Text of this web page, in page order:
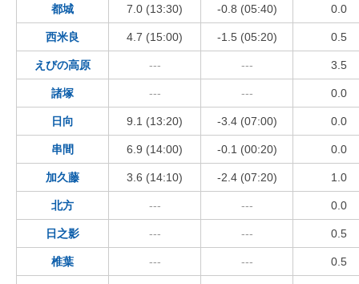
都城 7.0 (13:30) -0.8 (05:40) 0.0
西米良 4.7 (15:00) -1.5 (05:20) 0.5
えびの高原 --- --- 3.5
諸塚 --- --- 0.0
日向 9.1 (13:20) -3.4 (07:00) 0.0
串間 6.9 (14:00) -0.1 (00:20) 0.0
加久藤 3.6 (14:10) -2.4 (07:20) 1.0
北方 --- --- 0.0
日之影 --- --- 0.5
椎葉 --- --- 0.5